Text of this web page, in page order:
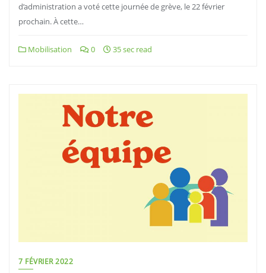
d’administration a voté cette journée de grève, le 22 février
prochain. À cette…
Mobilisation 0 35 sec read
7 FÉVRIER 2022